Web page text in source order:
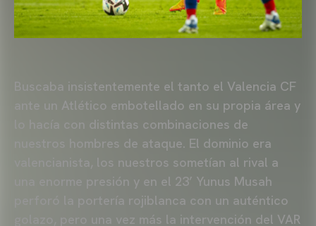
Buscaba insistentemente el tanto el Valencia CF
ante un Atlético embotellado en su propia área y
lo hacía con distintas combinaciones de
nuestros hombres de ataque. El dominio era
valencianista, los nuestros sometían al rival a
una enorme presión y en el 23’ Yunus Musah
perforó la portería rojiblanca con un auténtico
golazo, pero una vez más la intervención del VAR